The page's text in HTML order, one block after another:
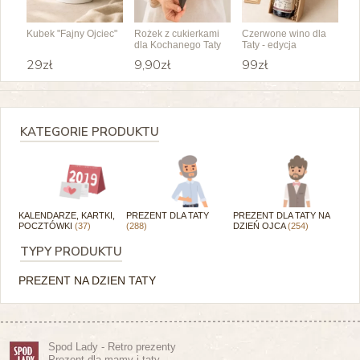
Kubek "Fajny Ojciec"
29zł
Rożek z cukierkami
dla Kochanego Taty
9,90zł
Czerwone wino dla
Taty - edycja
99zł
KATEGORIE PRODUKTU
KALENDARZE, KARTKI,
POCZTÓWKI (37)
PREZENT DLA TATY
(288)
PREZENT DLA TATY NA
DZIEŃ OJCA(254)
TYPY PRODUKTU
PREZENT NA DZIEN TATY
Spod Lady - Retro prezenty